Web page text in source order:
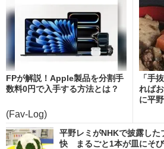
FPが解説！Apple製品を分割手
数料0円で入手する方法とは？
(Fav-Log)
「手
れば
に平
平野レミがNHKで披露した
快 まるごと1本が皿にそ